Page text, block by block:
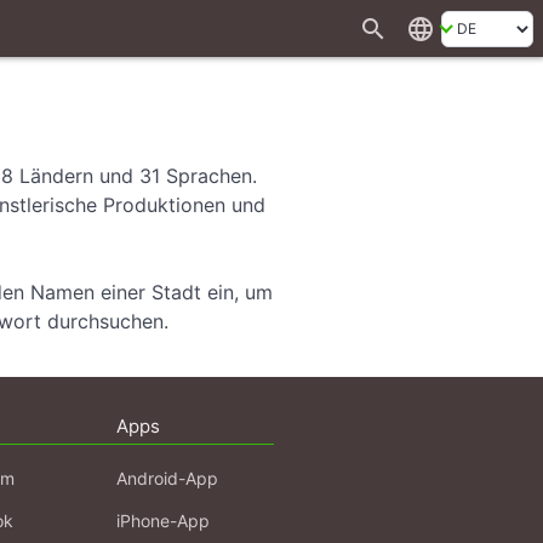
search language
Ländern und 31 Sprachen.
Produktionen und
Namen einer Stadt ein, um
durchsuchen.
Apps
Android-App
iPhone-App